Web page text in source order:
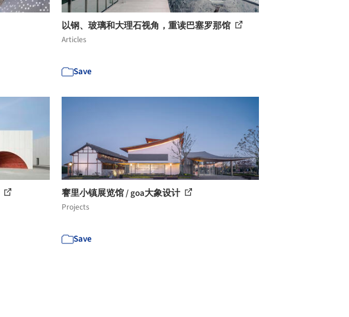
以钢、玻璃和大理石视角，重读巴塞罗那馆
Articles
Save
謇里小镇展览馆 / goa大象设计
Projects
Save